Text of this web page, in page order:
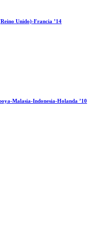
Unido)-Francia ’14
Malasia-Indonesia-Holanda ’10